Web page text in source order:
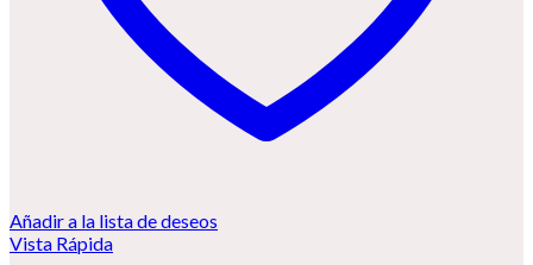
Añadir a la lista de deseos
Vista Rápida